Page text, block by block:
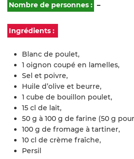
Nombre de personnes : –
Ingrédients :
Blanc de poulet,
1 oignon coupé en lamelles,
Sel et poivre,
Huile d’olive et beurre,
1 cube de bouillon poulet,
15 cl de lait,
50 g à 100 g de farine (50 g
100 g de fromage à tartiner,
10 cl de crème fraîche,
Persil